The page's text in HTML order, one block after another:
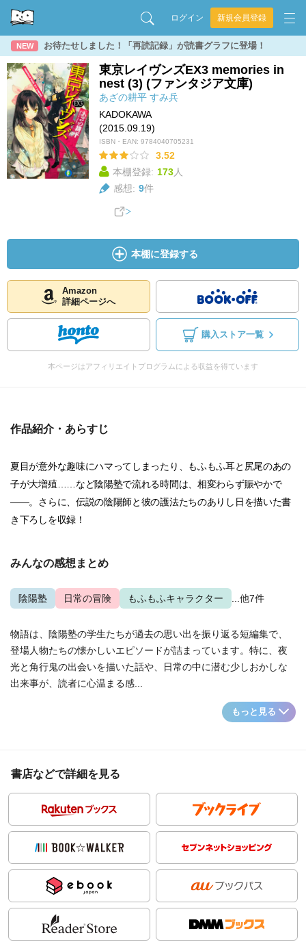
ログイン 新規会員登録
NEW お待たせしました！「再読記録」が読書グラフに登場！
東京レイヴンズEX3 memories in
nest (3) (ファンタジア文庫)
あざの耕平 すみ兵
KADOKAWA
(2015.09.19)
ISBN・EAN: 9784040705231
3.52
本棚登録: 173人
感想: 9件
本棚に登録する
Amazon
詳細ページへ
購入ストア一覧
本ページはアフィリエイトプログラムによる収益を得ています
作品紹介・あらすじ
夏目が意外な趣味にハマってしまったり、もふもふ耳と尻尾のあの
子が大増殖……など陰陽塾で流れる時間は、相変わらず賑やかで
――。さらに、伝説の陰陽師と彼の護法たちのありし日を描いた書
き下ろしを収録！
みんなの感想まとめ
陰陽塾 日常の冒険 もふもふキャラクター ...他7件
物語は、陰陽塾の学生たちが過去の思い出を振り返る短編集で、
登場人物たちの懐かしいエピソードが詰まっています。特に、夜
光と角行鬼の出会いを描いた話や、日常の中に潜む少しおかしな
出来事が、読者に心温まる感...
もっと見る
書店などで詳細を見る